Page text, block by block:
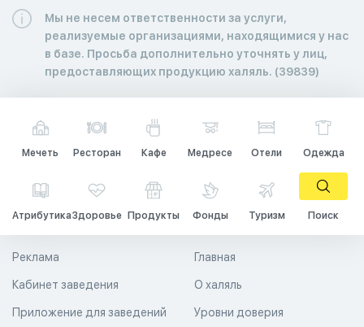
Мы не несем ответственности за услуги,
реализуемые организациями, находящимися у нас
в базе. Просьба дополнительно уточнять у лиц,
предоставляющих продукцию халяль. (39839)
Мечеть Ресторан Кафе Медресе Отели Одежда
АтрибутикаЗдоровье Продукты Фонды Туризм Поиск
Главная
О халяль
Уровни доверия
Реклама
Кабинет заведения
Приложение для заведений